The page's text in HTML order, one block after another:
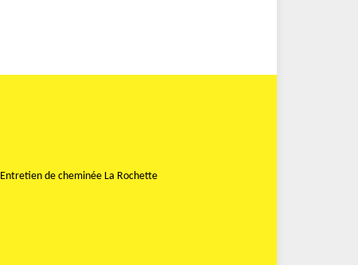
Entretien de cheminée La Rochette